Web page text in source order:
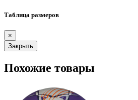
Таблица размеров
×
Закрыть
Похожие товары